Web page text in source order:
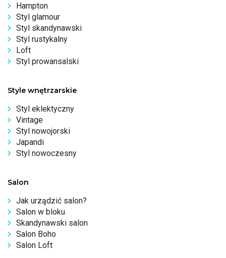
Hampton
Styl glamour
Styl skandynawski
Styl rustykalny
Loft
Styl prowansalski
Style wnętrzarskie
Styl eklektyczny
Vintage
Styl nowojorski
Japandi
Styl nowoczesny
Salon
Jak urządzić salon?
Salon w bloku
Skandynawski salon
Salon Boho
Salon Loft